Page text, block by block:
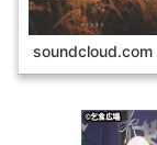
soundcloud.com